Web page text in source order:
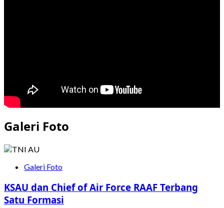
Galeri Foto
Galeri Foto
KSAU dan Chief of Air Force RAAF Terbang
Satu Formasi